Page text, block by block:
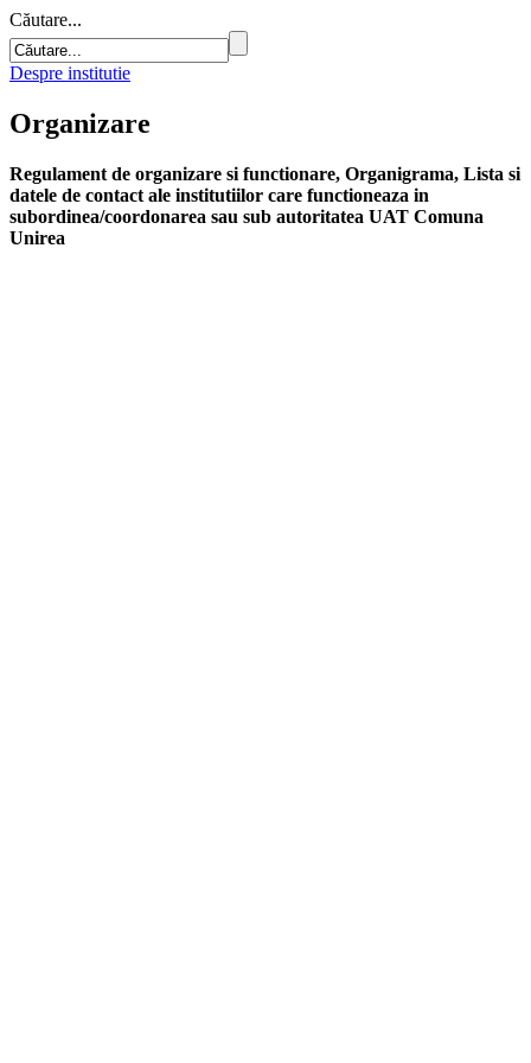
Căutare...
Despre institutie
Organizare
Regulament de organizare si functionare, Organigrama, Lista si
datele de contact ale institutiilor care functioneaza in
subordinea/coordonarea sau sub autoritatea UAT Comuna
Unirea